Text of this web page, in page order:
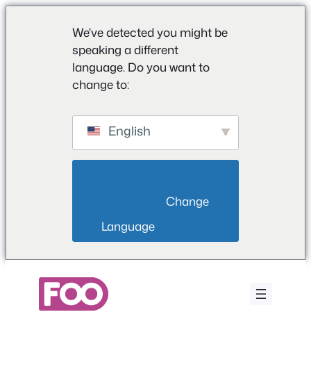
We've detected you might be
speaking a different
language. Do you want to
change to:
English
Language
springen